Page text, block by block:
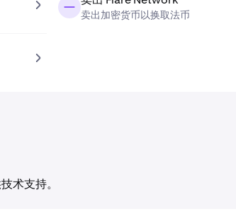
卖出加密货币以换取法币
术支持。